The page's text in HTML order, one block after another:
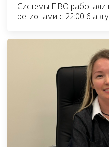
Системы ПВО работали
регионами с 22:00 6